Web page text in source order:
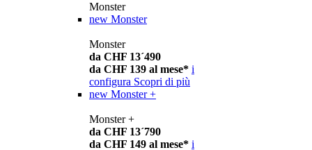
Monster
new Monster
Monster
da CHF 13´490
da CHF 139 al mese* i
configura Scopri di più
new Monster +
Monster +
da CHF 13´790
da CHF 149 al mese* i